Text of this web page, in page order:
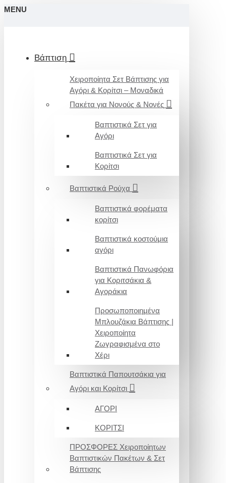
MENU
Βάπτιση
Χειροποίητα Σετ Βάπτισης για
Αγόρι & Κορίτσι – Μοναδικά
Πακέτα για Νονούς & Νονές
Βαπτιστικά Σετ για
Αγόρι
Βαπτιστικά Σετ για
Κορίτσι
Βαπτιστικά Ρούχα
Βαπτιστικά φορέματα
κορίτσι
Βαπτιστικά κοστούμια
αγόρι
Βαπτιστικά Πανωφόρια
για Κοριτσάκια &
Αγοράκια
Προσωποποιημένα
Μπλουζάκια Βάπτισης |
Χειροποίητα
Ζωγραφισμένα στο
Χέρι
Βαπτιστικά Παπουτσάκια για
Αγόρι και Κορίτσι
ΑΓΟΡΙ
ΚΟΡΙΤΣΙ
ΠΡΟΣΦΟΡΕΣ Χειροποίητων
Βαπτιστικών Πακέτων & Σετ
Βάπτισης